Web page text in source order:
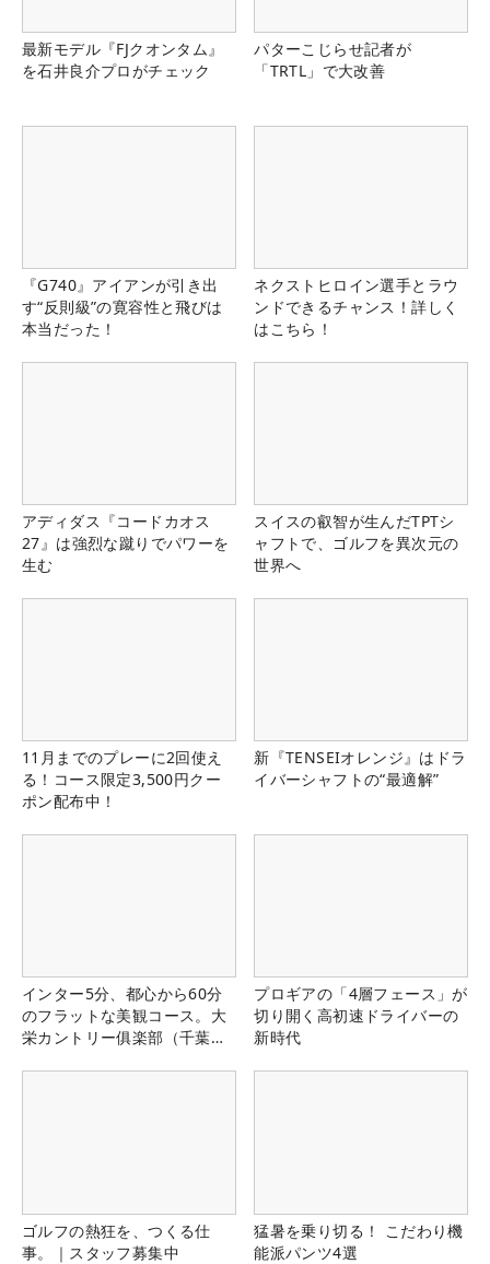
最新モデル『FJクオンタム』
を石井良介プロがチェック
パターこじらせ記者が
「TRTL」で大改善
『G740』アイアンが引き出
す“反則級”の寛容性と飛びは
本当だった！
ネクストヒロイン選手とラウ
ンドできるチャンス！詳しく
はこちら！
アディダス『コードカオス
27』は強烈な蹴りでパワーを
生む
スイスの叡智が生んだTPTシ
ャフトで、ゴルフを異次元の
世界へ
11月までのプレーに2回使え
る！コース限定3,500円クー
ポン配布中！
新『TENSEIオレンジ』はドラ
イバーシャフトの“最適解”
インター5分、都心から60分
のフラットな美観コース。大
栄カントリー俱楽部（千葉
プロギアの「4層フェース」が
切り開く高初速ドライバーの
新時代
ゴルフの熱狂を、つくる仕
事。｜スタッフ募集中
猛暑を乗り切る！ こだわり機
能派パンツ4選